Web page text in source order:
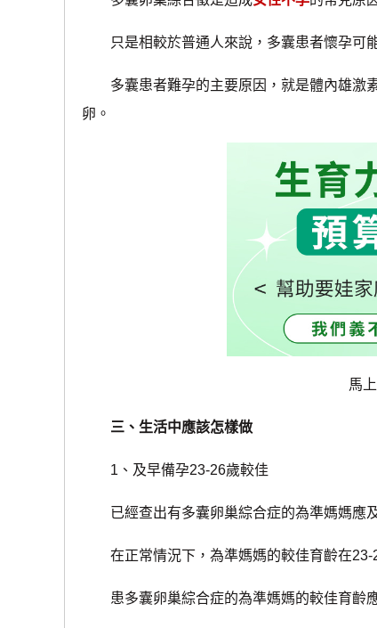
只是相較於普通人來說，多囊患者懷孕可能
多囊患者難孕的主要原因，就是體內雄激
卵。
馬
三、生活中應該怎樣做
1、及早備孕23-26歲較佳
已經查出有多囊卵巢綜合症的為準媽媽應及
在正常情況下，為準媽媽的較佳育齡在23-
患多囊卵巢綜合症的為準媽媽的較佳育齡應